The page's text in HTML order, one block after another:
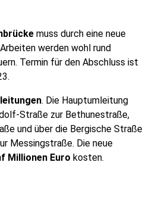
muss durch eine neue
werden wohl rund
Termin für den Abschluss ist
. Die Hauptumleitung
Straße zur Bethunestraße,
und über die Bergische Straße
Messingstraße. Die neue
Millionen Euro kosten.